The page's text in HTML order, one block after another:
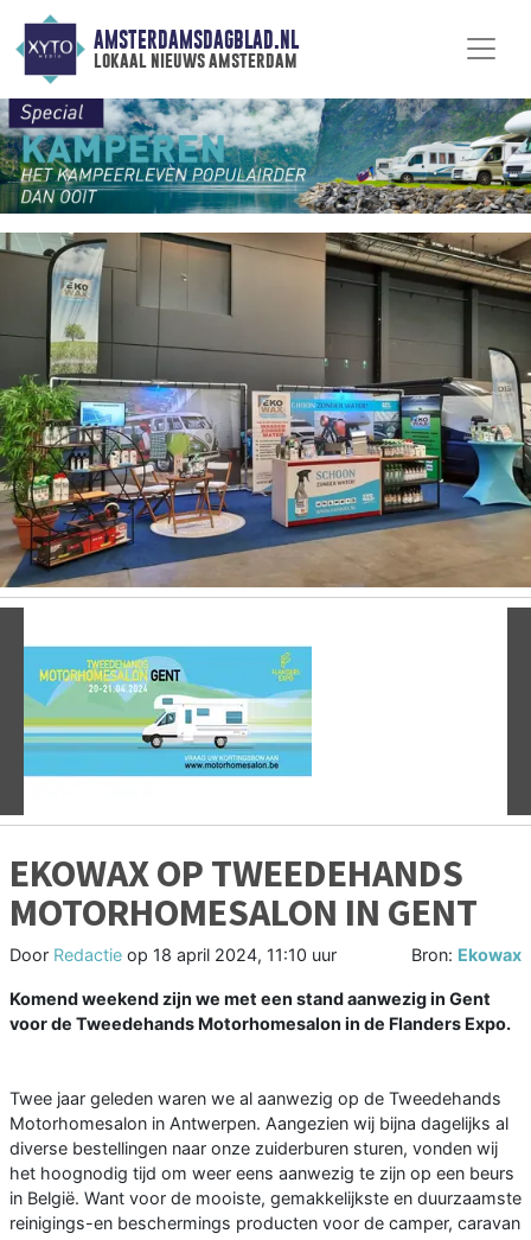
AMSTERDAMSDAGBLAD.NL
lokaal nieuws amsterdam
Vorige
EKOWAX OP TWEEDEHANDS
MOTORHOMESALON IN GENT
Door Redactie op 18 april 2024, 11:10 uur Bron: Ekowax
Komend weekend zijn we met een stand aanwezig in Gent
voor de Tweedehands Motorhomesalon in de Flanders Expo.
Twee jaar geleden waren we al aanwezig op de Tweedehands
Motorhomesalon in Antwerpen. Aangezien wij bijna dagelijks al
diverse bestellingen naar onze zuiderburen sturen, vonden wij
het hoognodig tijd om weer eens aanwezig te zijn op een beurs
in België. Want voor de mooiste, gemakkelijkste en duurzaamste
reinigings-en beschermings producten voor de camper, caravan